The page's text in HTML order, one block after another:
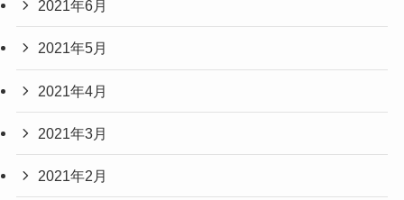
2021年6月
2021年5月
2021年4月
2021年3月
2021年2月